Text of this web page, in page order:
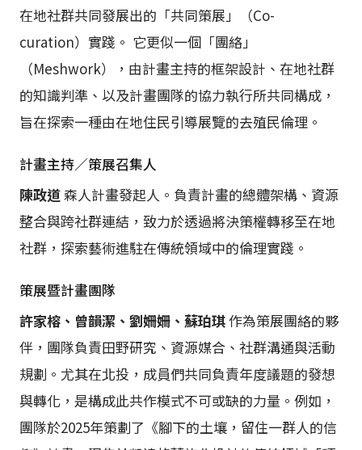
在地社群共同發展出的「共同策展」（Co-
curation）實踐。 它更似一個「團絡」
（Meshwork），由計畫主持的框架設計、在地社群
的知識判準、以及計畫團隊的協力執行所共同構成，
旨在探索一種由在地住民引導展覽的去殖民倫理。
計畫主持／策展召集人
陳政道森人計畫發起人。負責計畫的總體架構、資源
整合與跨社群連結，致力於透過將決策權轉移至在地
社群，探索藝術進駐在傳統領域中的倫理實踐。
策展暨計畫團隊
許家榕、曾韻潔、劉姍姍、蘇珀琪作為策展團絡的夥
伴，團隊負責田野研究、資源媒合、社群溝通與活動
規劃。尤其在北投，成員們共同負責年度議題的發想
與轉化，是構成此共作模式不可或缺的力量。例如，
團隊於2025年策劃了《腳下的土壤，留住一群人的信